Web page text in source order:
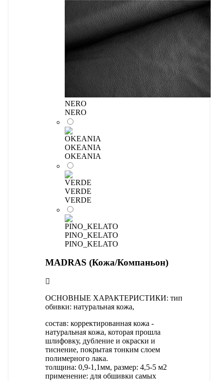
NERO
NERO
OKEANIA
OKEANIA
VERDE
VERDE
PINO_KELATO
PINO_KELATO
MADRAS (Кожа/Компаньон)
OСНОВНЫЕ ХАРАКТЕРИСТИКИ: тип
обивки: натуральная кожа,
состав: корректированная кожа -
натуральная кожа, которая прошла
шлифовку, дубление и окраски и
тиснение, покрытая тонким слоем
полимерного лака.
толщина: 0,9-1,1мм, размер: 4,5-5 м2
применение: для обшивки самых